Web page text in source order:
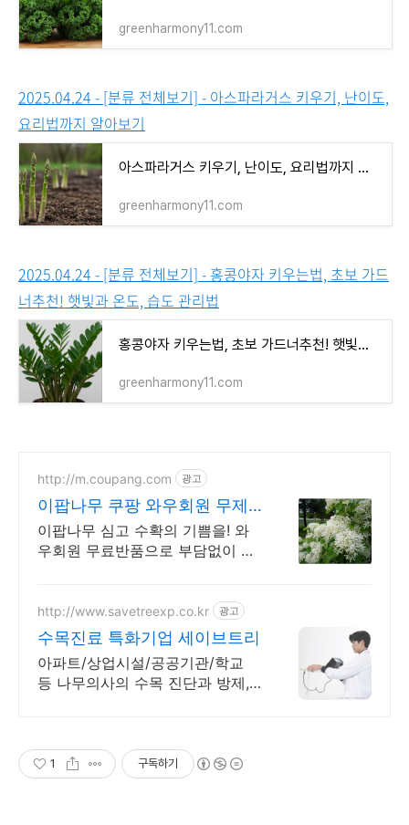
greenharmony11.com
2025.04.24 - [분류 전체보기] - 아스파라거스 키우기, 난이도,
요리법까지 알아보기
아스파라거스 키우기, 난이도, 요리법까지 알아보기
greenharmony11.com
2025.04.24 - [분류 전체보기] - 홍콩야자 키우는법, 초보 가드
너추천! 햇빛과 온도, 습도 관리법
홍콩야자 키우는법, 초보 가드너추천! 햇빛과 온도, 습도 관리법
greenharmony11.com
http://m.coupang.com 광고
이팝나무 쿠팡 와우회원 무제
한 무료배송
이팝나무 심고 수확의 기쁨을! 와
우회원 무료반품으로 부담없이 시
http://www.savetreexp.co.kr 광고
수목진료 특화기업 세이브트리
아파트/상업시설/공공기관/학교
등 나무의사의 수목 진단과 방제,
1 구독하기